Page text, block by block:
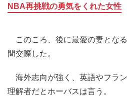
NBA再挑戦の勇気をくれた女性
このころ、後に最愛の妻とな
間交際した。
海外志向が強く、英語やフラ
理解者だとホーバスは言う。